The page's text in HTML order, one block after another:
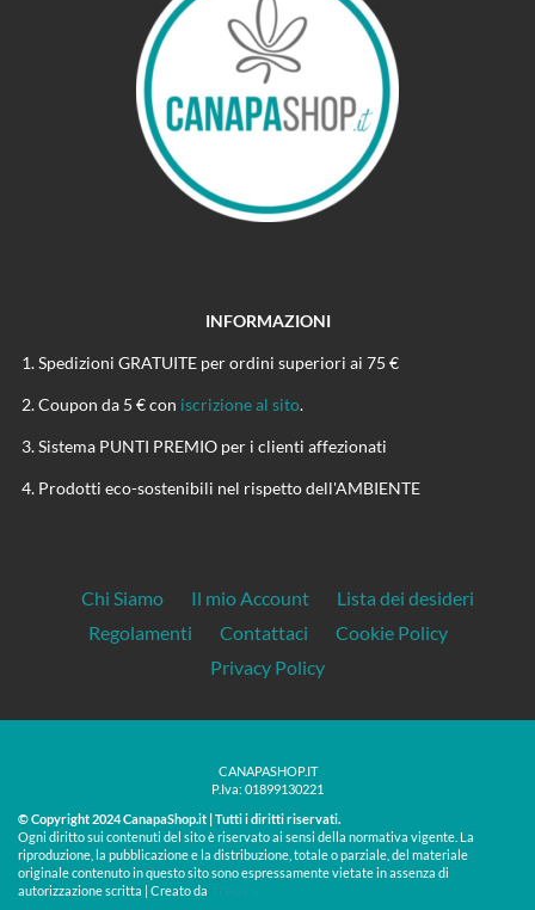
INFORMAZIONI
Spedizioni GRATUITE per ordini superiori ai 75 €
Coupon da 5 € con iscrizione al sito.
Sistema PUNTI PREMIO per i clienti affezionati
Prodotti eco-sostenibili nel rispetto dell'AMBIENTE
Chi Siamo Il mio Account
Lista dei desideri
Regolamenti
Contattaci
Cookie Policy
Privacy Policy
CANAPASHOP.IT
P.Iva: 01899130221
© Copyright 2024 CanapaShop.it | Tutti i diritti riservati.
Ogni diritto sui contenuti del sito è riservato ai sensi della normativa vigente. La
riproduzione, la pubblicazione e la distribuzione, totale o parziale, del materiale
originale contenuto in questo sito sono espressamente vietate in assenza di
autorizzazione scritta | Creato da